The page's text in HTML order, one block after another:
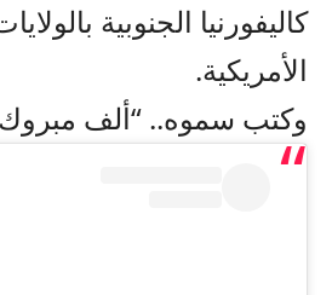
كاليفورنيا الجنوبية
الأمريكية.
وكتب سموه.. “ألف